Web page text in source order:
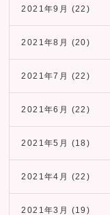
2021年9月 (22)
2021年8月 (20)
2021年7月 (22)
2021年6月 (22)
2021年5月 (18)
2021年4月 (22)
2021年3月 (19)